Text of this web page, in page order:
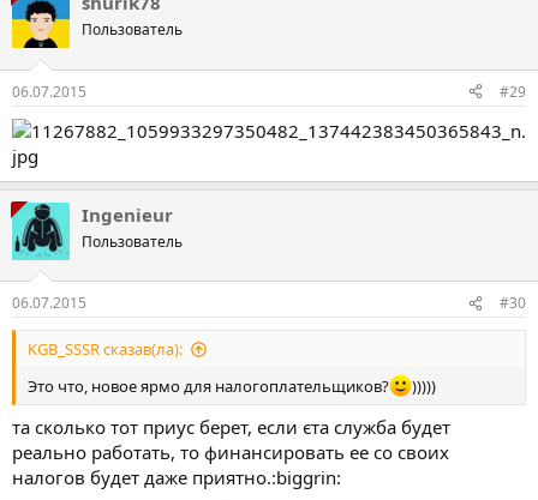
Пользователь
06.07.2015 #29
Ingenieur
Пользователь
06.07.2015 #30
KGB_SSSR сказав(ла):
Это что, новое ярмо для налогоплательщиков?
)))))
та сколько тот приус берет, если єта служба будет
реально работать, то финансировать ее со своих
налогов будет даже приятно.:biggrin: